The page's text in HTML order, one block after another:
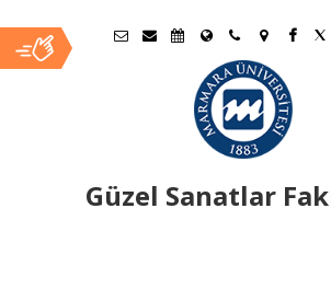
Güzel Sanatlar